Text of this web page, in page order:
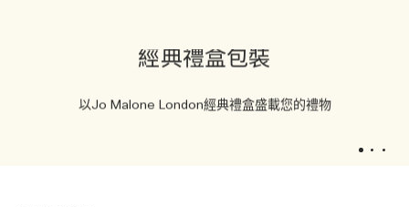
經典禮盒包裝
以Jo Malone London經典禮盒盛載您的禮物